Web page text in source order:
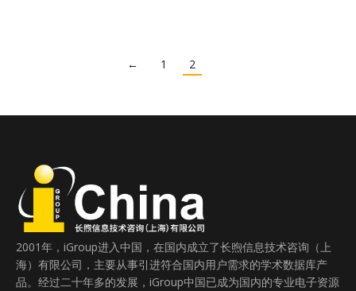
← 1 2
2001年，iGroup进入中国，在国内成立了长煦信息技术咨询（上
海）有限公司，主要从事引进符合国内用户需求的学术数据库产
品。经过二十年多的发展，iGroup中国已成为国内的专业电子资源